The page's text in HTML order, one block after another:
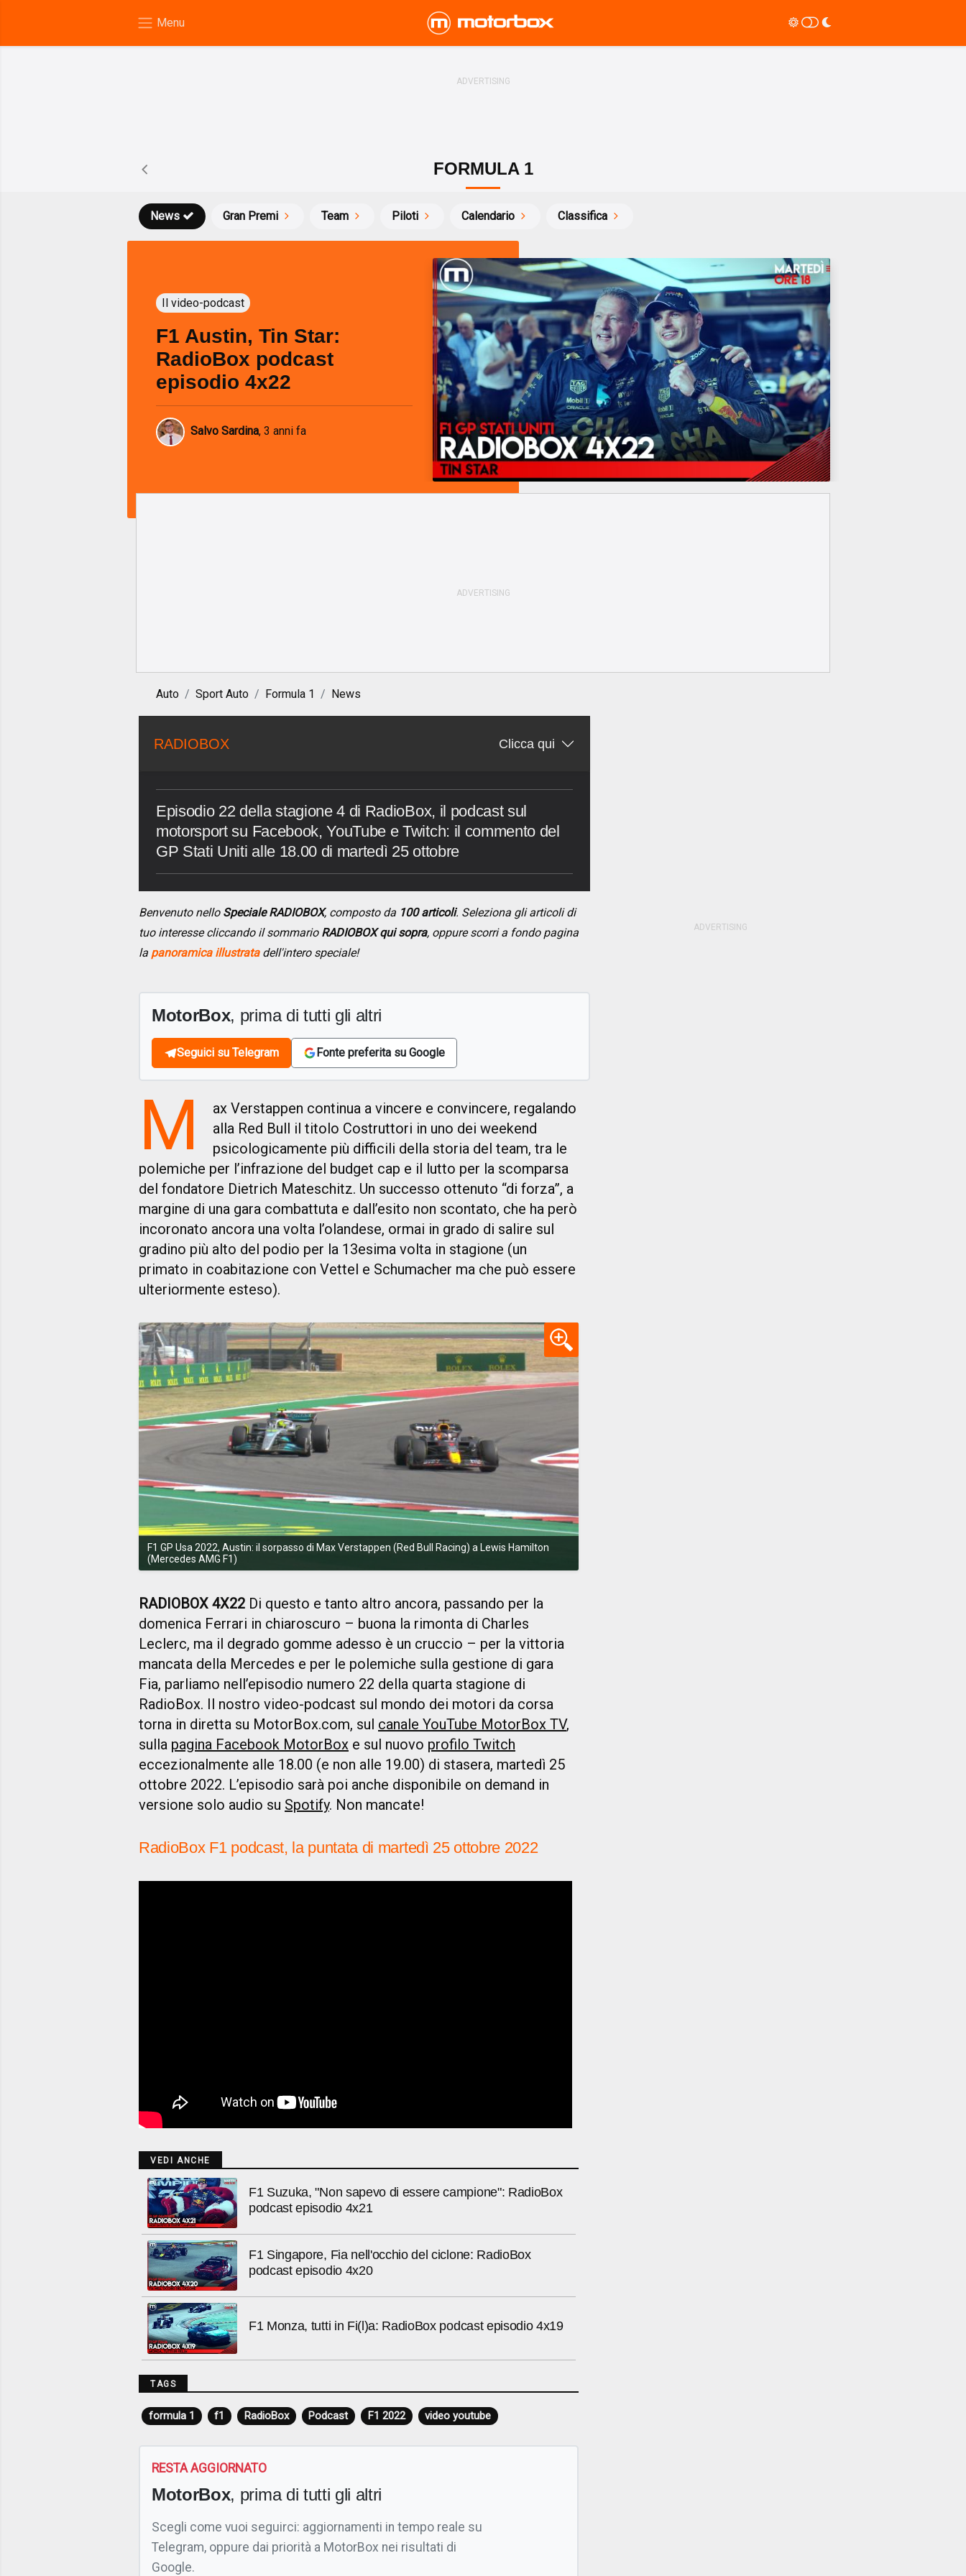
FORMULA 1
News Gran Premi Team Piloti Calendario Classifica
Il video-podcast
F1 Austin, Tin Star:
RadioBox podcast
episodio 4x22
Salvo Sardina, 3 anni fa
Auto Sport Auto Formula 1 News
RADIOBOX Clicca qui
Episodio 22 della stagione 4 di RadioBox, il podcast sul
motorsport su Facebook, YouTube e Twitch: il commento del
GP Stati Uniti alle 18.00 di martedì 25 ottobre
Benvenuto nello Speciale RADIOBOX, composto da 100 articoli. Seleziona gli articoli di
tuo interesse cliccando il sommario RADIOBOX qui sopra, oppure scorri a fondo pagina
la panoramica illustratadell'intero speciale!
MotorBox, prima di tutti gli altri
Seguici su Telegram Fonte preferita su Google
M
ax Verstappen continua a vincere e convincere, regalando
alla Red Bull il titolo Costruttori in uno dei weekend
psicologicamente più difficili della storia del team, tra le
polemiche per l’infrazione del budget cap e il lutto per la scomparsa
del fondatore Dietrich Mateschitz. Un successo ottenuto “di forza”, a
margine di una gara combattuta e dall’esito non scontato, che ha però
incoronato ancora una volta l’olandese, ormai in grado di salire sul
gradino più alto del podio per la 13esima volta in stagione (un
primato in coabitazione con Vettel e Schumacher ma che può essere
ulteriormente esteso).
F1 GP Usa 2022, Austin: il sorpasso di Max Verstappen (Red Bull Racing) a Lewis Hamilton
(Mercedes AMG F1)
RADIOBOX 4X22 Di questo e tanto altro ancora, passando per la
domenica Ferrari in chiaroscuro – buona la rimonta di Charles
Leclerc, ma il degrado gomme adesso è un cruccio – per la vittoria
mancata della Mercedes e per le polemiche sulla gestione di gara
Fia, parliamo nell’episodio numero 22 della quarta stagione di
RadioBox. Il nostro video-podcast sul mondo dei motori da corsa
torna in diretta su MotorBox.com, sul canale YouTube MotorBox TV,
sulla pagina Facebook MotorBox e sul nuovo profilo Twitch
eccezionalmente alle 18.00 (e non alle 19.00) di stasera, martedì 25
ottobre 2022. L’episodio sarà poi anche disponibile on demand in
versione solo audio su Spotify. Non mancate!
RadioBox F1 podcast, la puntata di martedì 25 ottobre 2022
VEDI ANCHE
F1 Suzuka, "Non sapevo di essere campione": RadioBox
podcast episodio 4x21
F1 Singapore, Fia nell'occhio del ciclone: RadioBox
podcast episodio 4x20
F1 Monza, tutti in Fi(l)a: RadioBox podcast episodio 4x19
TAGS
formula 1 f1 RadioBox Podcast F1 2022 video youtube
RESTA AGGIORNATO
MotorBox, prima di tutti gli altri
Scegli come vuoi seguirci: aggiornamenti in tempo reale su
Telegram, oppure dai priorità a MotorBox nei risultati di
Google.